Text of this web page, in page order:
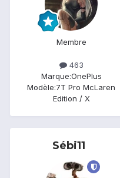
Membre
463
Marque:OnePlus
Modèle:7T Pro McLaren
Edition / X
Sébi11